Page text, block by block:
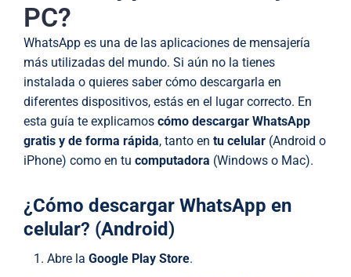
PC?
WhatsApp es una de las aplicaciones de mensajería
más utilizadas del mundo. Si aún no la tienes
instalada o quieres saber cómo descargarla en
diferentes dispositivos, estás en el lugar correcto. En
esta guía te explicamos cómo descargar WhatsApp
gratis y de forma rápida, tanto en tu celular (Android o
iPhone) como en tu computadora (Windows o Mac).
¿Cómo descargar WhatsApp en
celular? (Android)
Abre la Google Play Store.